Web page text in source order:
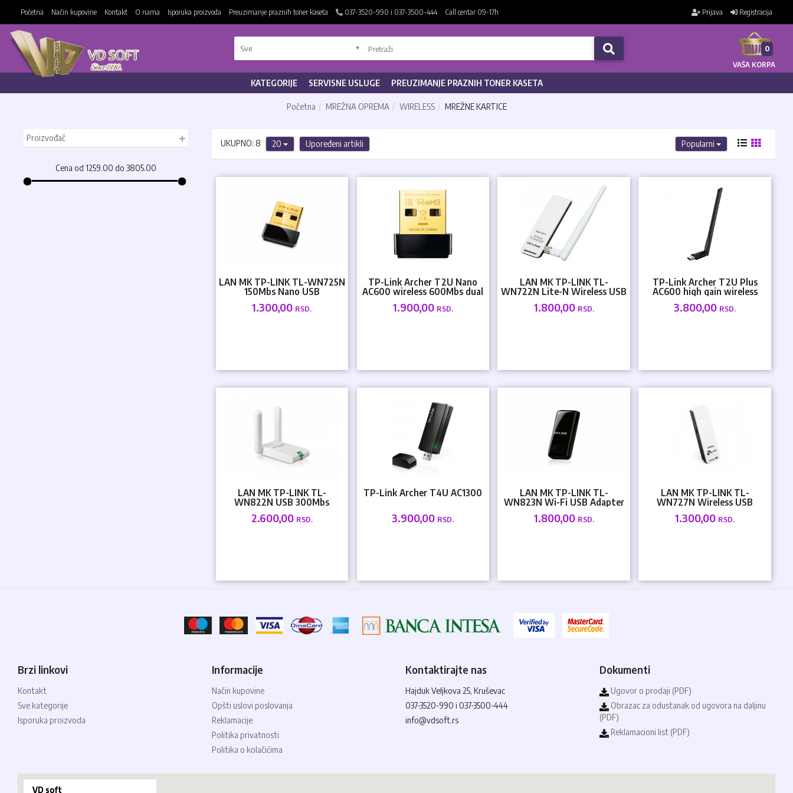
Početna Način kupovine Kontakt O nama Isporuka proizvoda Preuzimanje praznih toner kaseta 037-3520-990 i 037-3500-444 Call centar 09-17h Prijava Registracija
VAŠA KORPA
0
KATEGORIJE SERVISNE USLUGE PREUZIMANJE PRAZNIH TONER KASETA
Početna MREŽNA OPREMA WIRELESS MREŽNE KARTICE
Proizvođač
Cena od 1259.00 do 3805.00
UKUPNO: 8 20 Upoređeni artikli Popularni
LAN MK TP-LINK TL-WN725N
150Mbs Nano USB
1.300,00 RSD.
TP-Link Archer T2U Nano
AC600 wireless 600Mbs dual
1.900,00 RSD.
LAN MK TP-LINK TL-
WN722N Lite-N Wireless USB
1.800,00 RSD.
TP-Link Archer T2U Plus
AC600 high gain wireless
3.800,00 RSD.
LAN MK TP-LINK TL-
WN822N USB 300Mbs
2.600,00 RSD.
TP-Link Archer T4U AC1300
3.900,00 RSD.
LAN MK TP-LINK TL-
WN823N Wi-Fi USB Adapter
1.800,00 RSD.
LAN MK TP-LINK TL-
WN727N Wireless USB
1.300,00 RSD.
Brzi linkovi
Kontakt
Sve kategorije
Isporuka proizvoda
Informacije
Način kupovine
Opšti uslovi poslovanja
Reklamacije
Politika privatnosti
Politika o kolačićima
Kontaktirajte nas
Hajduk Veljkova 25, Kruševac
037-3520-990 i 037-3500-444
info@vdsoft.rs
Dokumenti
Ugovor o prodaji (PDF)
Obrazac za odustanak od ugovora na daljinu
(PDF)
Reklamacioni list (PDF)
VD soft